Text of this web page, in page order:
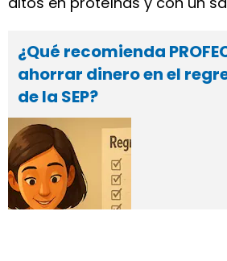
¿Qué recomienda
ahorrar dinero en el
de la SEP?